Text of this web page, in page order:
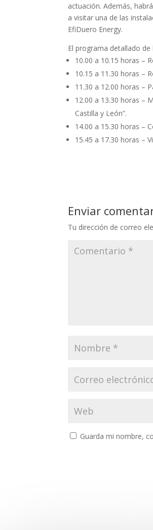
actuación. Además,
a visitar una de las
EfiDuero Energy.
El programa detallado
10.00 a 10.15 horas –
10.15 a 11.30 horas –
11.30 a 12.00 horas –
12.00 a 13.30 horas –
Castilla y León”.
14.00 a 15.30 horas –
15.45 a 17.30 horas –
Enviar
Tu dirección de correo
Guarda mi nombre,